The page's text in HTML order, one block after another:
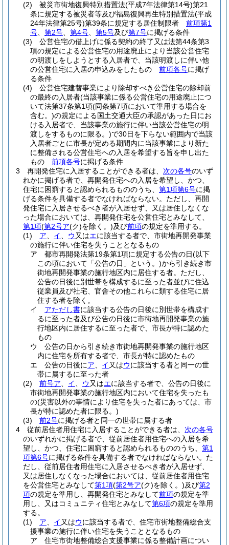
(2)
被災市街地復興特別措置法(平成7年法律第14号)第21
条に規定する被災者等及び福島復興再生特別措置法(平成
24年法律第25号)第39条に規定する居住制限者 前項第1
号
第2号 第4号 第5号及び第7号に掲げる条件
(3)
公営住宅の借上げに係る契約の終了又は法第44条第3
項の規定による公営住宅の用途廃止により当該公営住宅
の明渡しをしようとする入居者で、当該明渡しに伴い他
の公営住宅に入居の申込みをしたもの 前項各号に掲げ
る条件
(4)
公営住宅建替事業により除却すべき公営住宅の除却前
の最終の入居者(当該事業に係る公営住宅の用途廃止につ
いて法第37条第1項(同条第7項において準用する場合を
含む。)の規定による国土交通大臣の承認があった日にお
ける入居者で、当該事業の施行に伴い当該公営住宅の明
渡しをするものに限る。)で30日を下らない範囲内で当該
入居者ごとに市長が定める期間内に当該事業により新た
に整備される公営住宅への入居を希望する旨を申し出た
もの 前項各号に掲げる条件
3
再開発住宅に入居することができる者は、 次の各号のいず
れかに掲げる者で、再開発住宅への入居を希望し、かつ、
住宅に困窮すると認められるもののうち、 第1項第6号に掲
げる条件を具備する者でなければならない。 ただし、再開
発住宅に入居させるべき者が入居せず、又は居住しなくな
った場合においては、再開発住宅を公営住宅とみなして、
第1項(第2号ア(ク)を除く。)及び前項の規定を準用する。
(1)
ア イ ウ 又はエに該当する者で、市街地再開発事業
の施行に伴い住宅を失うこととなるもの
ア
都市再開発法第19条第1項に規定する公告の日(以下
この項において「公告の日」という。)から引き続き市
街地再開発事業の施行地区内に居住する者。 ただし、
公告の日後に別世帯を構成するに至った者並びに住込
従業員及び社宅、官舎その他これらに類する住宅に居
住する者を除く。
イ
アただし書に該当する公告の日後に別世帯を構成す
るに至った者及び公告の日後に市街地再開発事業の施
行地区内に居住するに至った者で、市長が特に認めた
もの
ウ
公告の日から引き続き市街地再開発事業の施行地区
内に住宅を所有する者で、市長が特に認めたもの
エ
公告の日後にア イ 又はウに該当する者と同一の世
帯に属するに至った者
(2)
前号ア イ ウ 又はエに該当する者で、公告の日後に
市街地再開発事業の施行地区内において住宅を失ったも
の(災害以外の事情により住宅を失った者にあっては、市
長が特に認めた者に限る。)
(3)
前2号に掲げる者と同一の世帯に属する者
4
従前居住者用住宅に入居することができる者は、 次の各号
のいずれかに掲げる者で、従前居住者用住宅への入居を希
望し、かつ、住宅に困窮すると認められるもののうち、 第1
項第6号に掲げる条件を具備する者でなければならない。 た
だし、従前居住者用住宅に入居させるべき者が入居せず、
又は居住しなくなった場合においては、従前居住者用住宅
を公営住宅とみなして第1項(第2号ア(ク)を除く。)及び第2
項の規定を準用し、再開発住宅とみなして前項の規定を準
用し、又はコミュニティ住宅とみなして第6項の規定を準用
する。
(1)
ア イ 又はウに該当する者で、住宅市街地整備総合支
援事業の施行に伴い住宅を失うこととなるもの
ア
住宅市街地整備総合支援事業に係る整備計画につい